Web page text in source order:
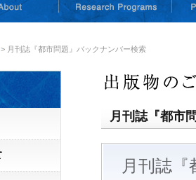
> 月刊誌『都市問題』バックナンバー検索
月刊誌『都市
月刊誌『